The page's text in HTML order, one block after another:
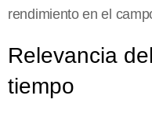
rendimiento en el
Relevancia
tiempo